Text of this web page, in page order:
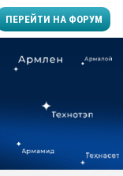
ПЕРЕЙТИ НА ФОРУМ
заводу пластмасс"